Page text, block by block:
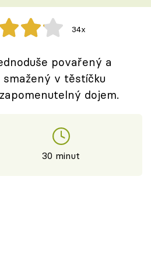
34x
povařený a
v těstíčku
dojem.
30 minut